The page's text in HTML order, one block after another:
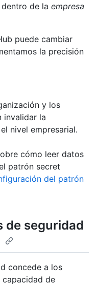
de la empresa
puede cambiar
la precisión
y los
invalidar la
nivel empresarial.
cómo leer datos
patrón secret
del patrón
de seguridad
concede a los
capacidad de